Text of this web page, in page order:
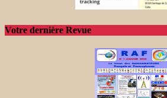
Votre dernière Revue